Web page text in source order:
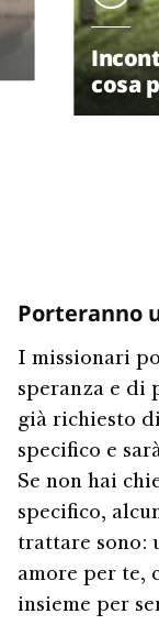
cosa
Porteranno
I missionari
speranza e di
già richiesto
specifico e
Se non hai
specifico,
trattare sono:
amore per te,
insieme per